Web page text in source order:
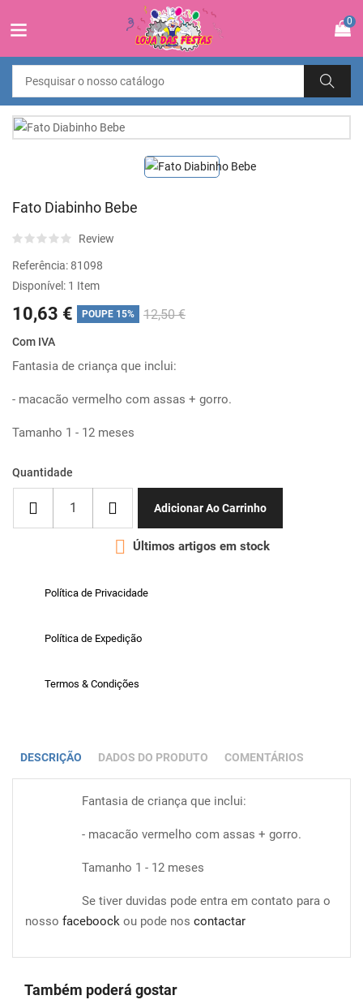
0
Fato Diabinho Bebe
Review
Referência:81098
Disponível: 1 Item
10,63 € POUPE 15% 12,50 €
Com IVA
Fantasia de criança que inclui:
- macacão vermelho com assas + gorro.
Tamanho 1 - 12 meses
Quantidade
Adicionar Ao Carrinho
 Últimos artigos em stock
Política de Privacidade
Política de Expedição
Termos & Condições
DESCRIÇÃO DADOS DO PRODUTO COMENTÁRIOS
Fantasia de criança que inclui:
- macacão vermelho com assas + gorro.
Tamanho 1 - 12 meses
Se tiver duvidas pode entra em contato para o
nosso faceboock ou pode nos contactar
Também poderá gostar